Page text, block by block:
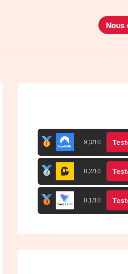
Nous
9,3/10
8,2/10
8,1/10